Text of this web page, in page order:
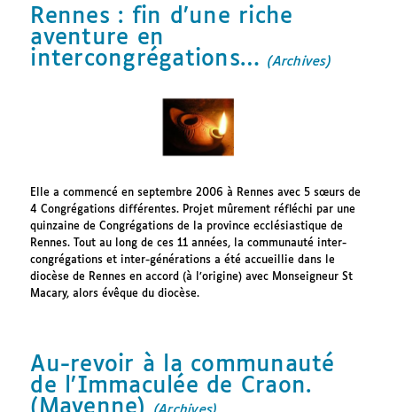
Rennes : fin d’une riche
aventure en
intercongrégations…(Archives)
Elle a commencé en septembre 2006 à Rennes avec 5 sœurs de
4 Congrégations différentes. Projet mûrement réfléchi par une
quinzaine de Congrégations de la province ecclésiastique de
Rennes. Tout au long de ces 11 années, la communauté inter-
congrégations et inter-générations a été accueillie dans le
diocèse de Rennes en accord (à l’origine) avec Monseigneur St
Macary, alors évêque du diocèse.
Au-revoir à la communauté
de l’Immaculée de Craon.